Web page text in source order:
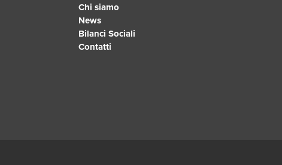
Chi siamo
News
Bilanci Sociali
Contatti